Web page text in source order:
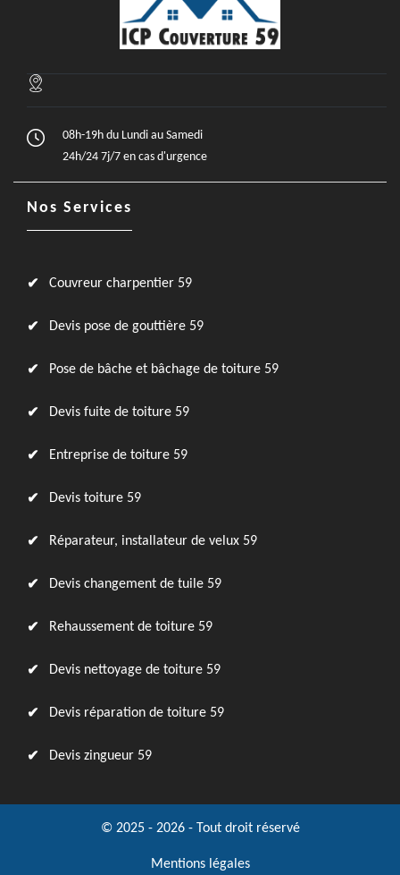
08h-19h du Lundi au Samedi
24h/24 7j/7 en cas d'urgence
Nos Services
Couvreur charpentier 59
Devis pose de gouttière 59
Pose de bâche et bâchage de toiture 59
Devis fuite de toiture 59
Entreprise de toiture 59
Devis toiture 59
Réparateur, installateur de velux 59
Devis changement de tuile 59
Rehaussement de toiture 59
Devis nettoyage de toiture 59
Devis réparation de toiture 59
Devis zingueur 59
© 2025 - 2026 - Tout droit réservé
Mentions légales